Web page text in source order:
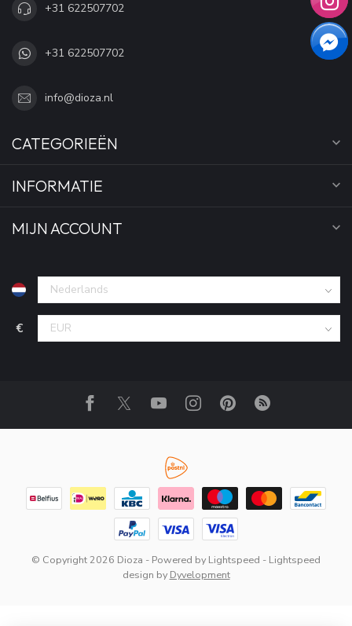
+31 622507702
+31 622507702
info@dioza.nl
CATEGORIEËN
INFORMATIE
MIJN ACCOUNT
€
© Copyright 2026 Dioza - Powered by Lightspeed - Lightspeed
design by Dyvelopment